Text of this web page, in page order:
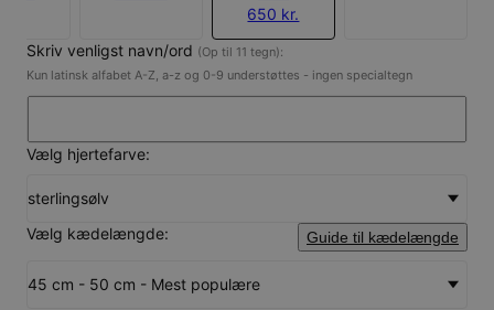
650 kr.
Skriv venligst navn/ord (Op til 11 tegn):
Kun latinsk alfabet A-Z, a-z og 0-9 understøttes - ingen specialtegn
Vælg hjertefarve:
sterlingsølv
Vælg kædelængde:
Guide til kædelængde
45 cm - 50 cm - Mest populære